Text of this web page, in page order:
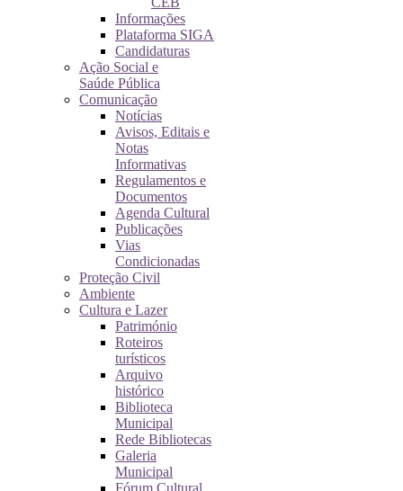
Informações
Plataforma SIGA
Candidaturas
Ação Social e
Saúde Pública
Comunicação
Notícias
Avisos, Editais e
Notas
Informativas
Regulamentos e
Documentos
Agenda Cultural
Publicações
Vias
Condicionadas
Proteção Civil
Ambiente
Cultura e Lazer
Património
Roteiros
turísticos
Arquivo
histórico
Biblioteca
Municipal
Rede Bibliotecas
Galeria
Municipal
Fórum Cultural